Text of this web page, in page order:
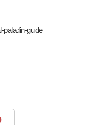
paladin-guide